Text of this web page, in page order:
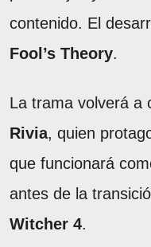
contenido. El
Fool’s Theory.
La trama volverá a
Rivia, quien
que funcionará
antes de la
Witcher 4.